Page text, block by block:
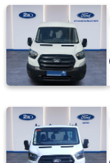
VAN
2.2
350
MF
350
MF
350ED
KAMYONET
350L
KAMYONET